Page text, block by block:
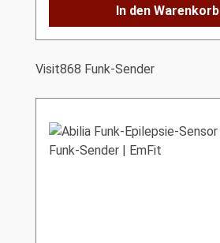
In den Warenkorb
Produktgalerie überspringen
Visit868 Funk-Sender